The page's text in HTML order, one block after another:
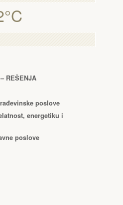
RЕŠЕNJA
poslove
energetiku i
poslove